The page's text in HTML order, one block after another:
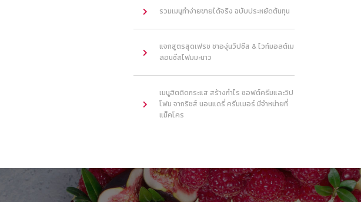
รวมเมนูทำง่ายขายได้จริง ฉบับประหยัดต้นทุน
แจกสูตรสุดเฟรช ชาองุ่นวิปชีส & ไวท์มอลต์เม
ลอนชีสโฟมมะนาว
เมนูฮิตติดกระแส สร้างกำไร ซอฟต์ครีมและวิป
โฟม จากริชส์ นอนแดรี่ ครีมเมอร์ มีจำหน่ายที่
แม็คโคร